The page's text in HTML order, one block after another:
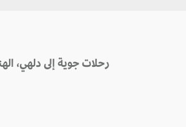
رحلات جوية إلى دلهي، الهند